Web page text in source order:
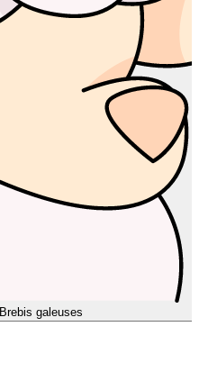
Brebis galeuses